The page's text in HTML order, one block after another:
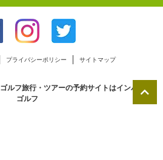
プライバシーポリシー サイトマップ
ゴルフ旅行・ツアーの予約サイトはインパクト
ゴルフ